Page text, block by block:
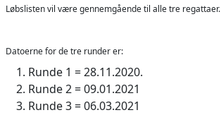
Løbslisten vil være gennemgående til alle tre regattaer.
Datoerne for de tre runder er:
Runde 1 = 28.11.2020.
Runde 2 = 09.01.2021
Runde 3 = 06.03.2021